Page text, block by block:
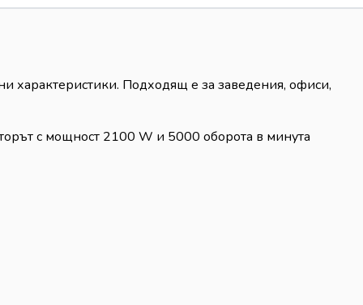
характеристики. Подходящ е за заведения, офиси,
с мощност 2100 W и 5000 оборота в минута